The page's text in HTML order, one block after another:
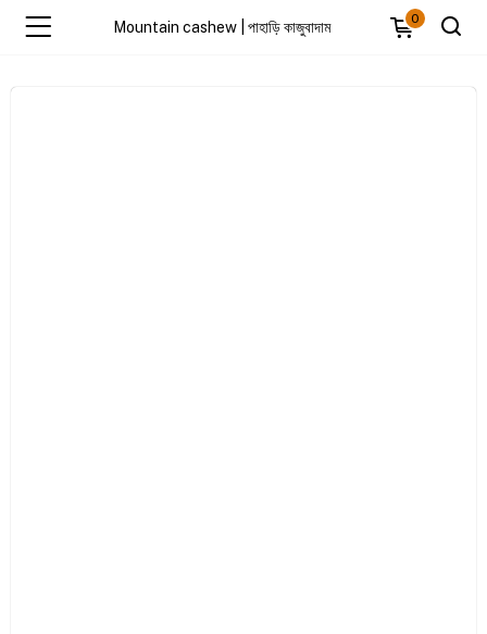
Mountain cashew | পাহাড়ি কাজুবাদাম
0